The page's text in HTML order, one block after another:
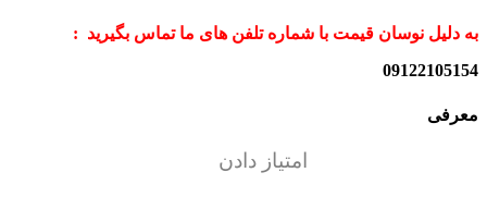
به دلیل نوسان قیمت با شماره تلفن های ما تماس بگیرید :
09122105154
معرفی
امتیاز دادن